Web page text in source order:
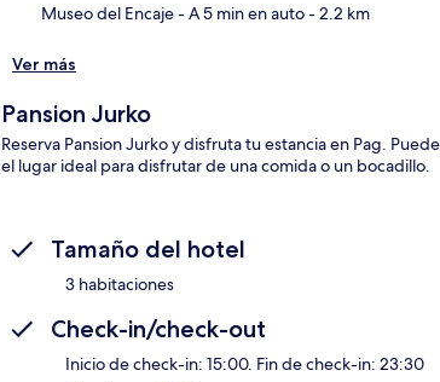
Museo del Encaje- A 5 min en auto- 2.2 km
Ver más
Pansion Jurko
Reserva Pansion Jurko y disfruta tu estancia en Pag.
el lugar ideal para disfrutar de una comida o un bocadillo.
Tamaño del hotel
3 habitaciones
Check-in/check-out
Inicio de check-in: 15:00. Fin de check-in: 23:30